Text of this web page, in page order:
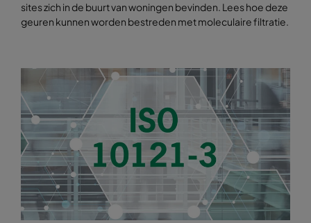
sites zich in de buurt van woningen bevinden. Lees hoe deze
geuren kunnen worden bestreden met moleculaire filtratie.